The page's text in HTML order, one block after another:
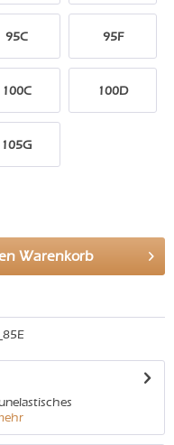
95C 95F
100C 100D
105G
Warenkorb